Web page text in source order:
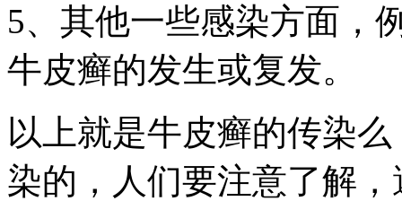
5、其他一些感染方面，
牛皮癣的发生或复发。
以上就是牛皮癣的传染
染的，人们要注意了解